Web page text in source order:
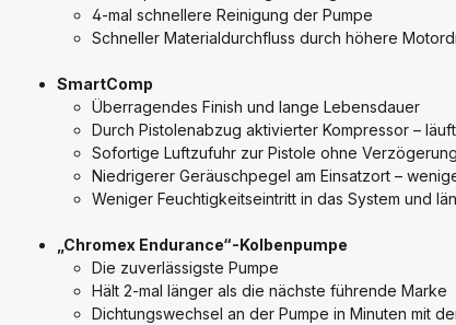
4-mal schnellere Reinigung der Pumpe
Schneller Materialdurchfluss durch höhere
SmartComp
Überragendes Finish und lange Lebensdauer
Durch Pistolenabzug aktivierter Kompressor –
Sofortige Luftzufuhr zur Pistole ohne Verzögerung
Niedrigerer Geräuschpegel am Einsatzort –
Weniger Feuchtigkeitseintritt in das System und
„Chromex Endurance“-Kolbenpumpe
Die zuverlässigste Pumpe
Hält 2-mal länger als die nächste führende Marke
Dichtungswechsel an der Pumpe in Minuten mit